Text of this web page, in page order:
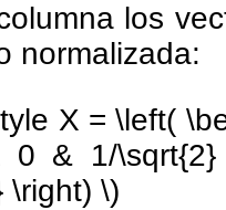
los
normalizada:
X = \left(
0 & 1/
\right) \)